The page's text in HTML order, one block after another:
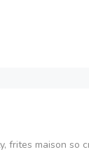
frites maison so